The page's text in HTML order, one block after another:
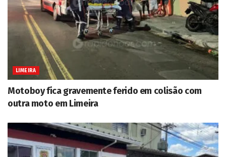
LIMEIRA
Motoboy fica gravemente ferido em colisão com
outra moto em Limeira